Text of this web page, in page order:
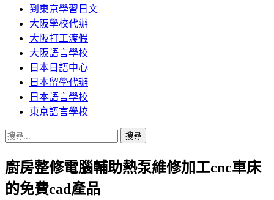
內
容
到東京學習日文
大阪學校代辦
大阪打工渡假
大阪語言學校
日本日語中心
日本留學代辦
日本語言學校
東京語言學校
搜
關
鍵
字:
廚房整修電腦輔助熱泵維修加工cnc車床
的免費cad產品